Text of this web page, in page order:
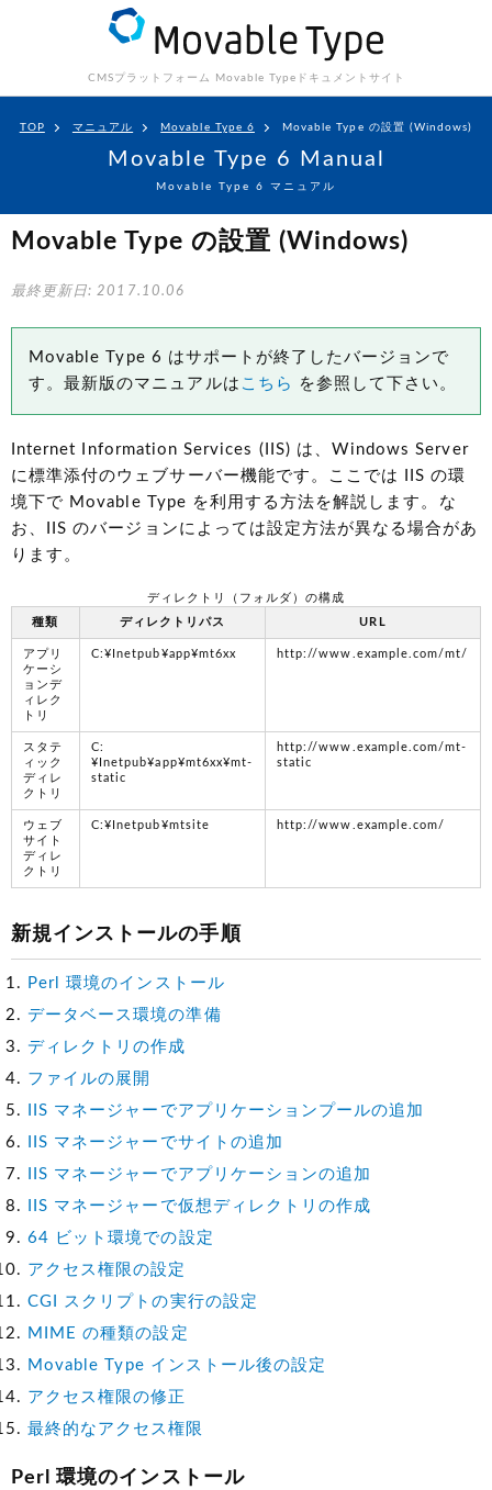
CMSプラットフォーム Movable Type ドキュメントサイト
TOP マニュアル Movable Type 6 Movable Type の設置 (Windows)
Movable Type 6 Manual
Movable Type 6 マニュアル
Movable Type の設置 (Windows)
最終更新日: 2017.10.06
Movable Type 6 はサポートが終了したバージョンで
す。最新版のマニュアルは こちら を参照して下さい。
Internet Information Services (IIS) は、Windows Server
に標準添付のウェブサーバー機能です。ここでは IIS の環
境下で Movable Type を利用する方法を解説します。な
お、IIS のバージョンによっては設定方法が異なる場合があ
ります。
ディレクトリ（フォルダ）の構成
種類
ディレクトリパス URL
アプリ
ケーシ
ョンデ
ィレク
トリ
C:¥Inetpub¥app¥mt6xx http://www.example.com/mt/
スタテ
ィック
ディレ
クトリ
C:
¥Inetpub¥app¥mt6xx¥mt-
static
http://www.example.com/mt-
static
ウェブ
サイト
ディレ
クトリ
C:¥Inetpub¥mtsite http://www.example.com/
新規インストールの手順
Perl 環境のインストール
データベース環境の準備
ディレクトリの作成
ファイルの展開
IIS マネージャーでアプリケーションプールの追加
IIS マネージャーでサイトの追加
IIS マネージャーでアプリケーションの追加
IIS マネージャーで仮想ディレクトリの作成
64 ビット環境での設定
アクセス権限の設定
CGI スクリプトの実行の設定
MIME の種類の設定
Movable Type インストール後の設定
アクセス権限の修正
最終的なアクセス権限
Perl 環境のインストール